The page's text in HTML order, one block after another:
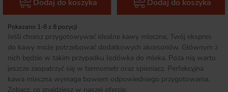
Dodaj do koszyka Dodaj do koszyka
Pokazano 1-8 z 8 pozycji
Jeśli chcesz przygotowywać idealne kawy mleczne, Twój ekspres
do kawy może potrzebować dodatkowych akcesoriów. Głównym z
nich będzie w takim przypadku lodówka do mleka. Poza nią warto
jeszcze zaopatrzyć się w termometr oraz spieniacz. Perfekcyjna
kawa mleczna wymaga bowiem odpowiedniego przygotowania.
Zobacz, co znajdziesz w naszej ofercie.